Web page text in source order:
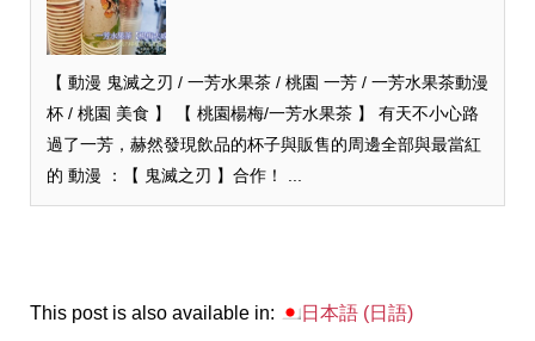
【 動漫 鬼滅之刃 / 一芳水果茶 / 桃園 一芳 / 一芳水果茶動漫
杯 / 桃園 美食 】 【 桃園楊梅/一芳水果茶 】 有天不小心路
過了一芳，赫然發現飲品的杯子與販售的周邊全部與最當紅
的 動漫 ：【 鬼滅之刃 】合作！ ...
This post is also available in: 日本語(日語)